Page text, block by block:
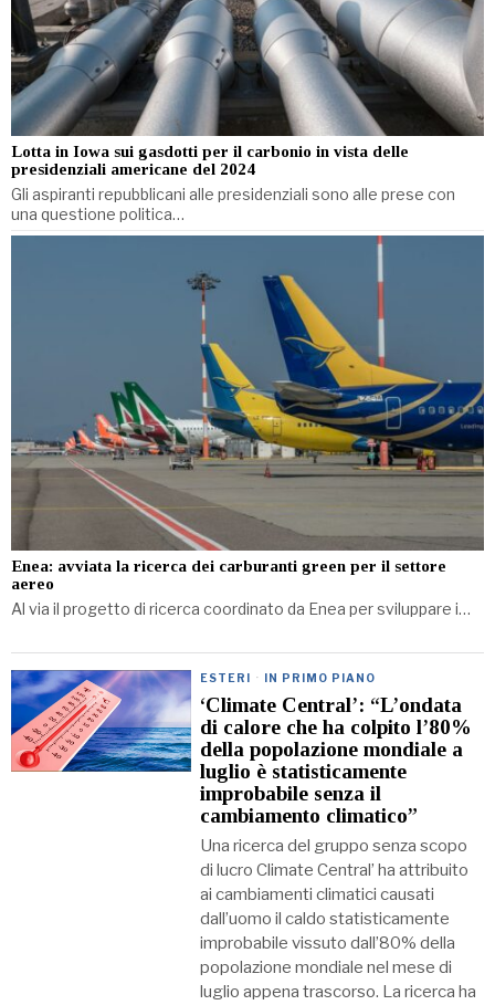
Lotta in Iowa sui gasdotti per il carbonio in vista delle
presidenziali americane del 2024
Gli aspiranti repubblicani alle presidenziali sono alle prese con
una questione politica…
Enea: avviata la ricerca dei carburanti green per il settore
aereo
Al via il progetto di ricerca coordinato da Enea per sviluppare i…
ESTERI · IN PRIMO PIANO
‘Climate Central’: “L’ondata
di calore che ha colpito l’80%
della popolazione mondiale a
luglio è statisticamente
improbabile senza il
cambiamento climatico”
Una ricerca del gruppo senza scopo
di lucro Climate Central’ ha attribuito
ai cambiamenti climatici causati
dall’uomo il caldo statisticamente
improbabile vissuto dall’80% della
popolazione mondiale nel mese di
luglio appena trascorso. La ricerca ha